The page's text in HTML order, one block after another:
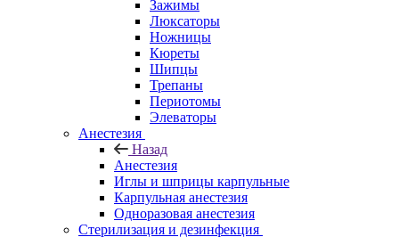
Зажимы
Люксаторы
Ножницы
Кюреты
Шипцы
Трепаны
Периотомы
Элеваторы
Анестезия
Назад
Анестезия
Иглы и шприцы карпульные
Карпульная анестезия
Одноразовая анестезия
Стерилизация и дезинфекция